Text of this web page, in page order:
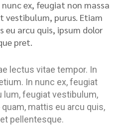
ex, feugiat non massa
vestibulum, purus. Etiam
eu arcu quis, ipsum dolor
pret.
lectus vitae tempor. In
In nunc ex, feugiat
lum, feugiat vestibulum,
mattis eu arcu quis,
pellentesque.